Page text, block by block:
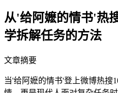
从'给阿嬷的情书'热
学拆解任务的方法
文章摘要
当'给阿嬷的情书'登上微博热搜